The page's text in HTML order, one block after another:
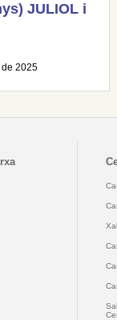
JULIOL i
de 2025